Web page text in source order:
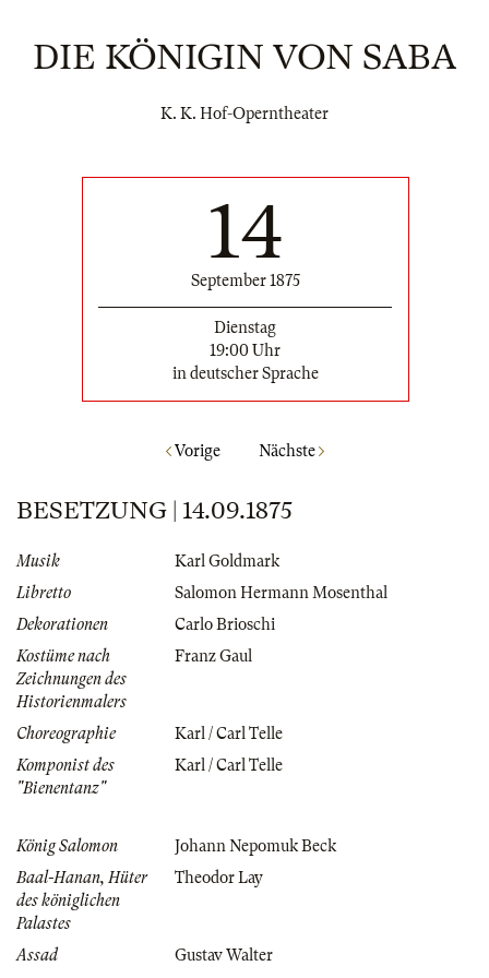
DIE KÖNIGIN VON SABA
K. K. Hof-Operntheater
14
September 1875
Dienstag
19:00 Uhr
in deutscher Sprache
Vorige Nächste
BESETZUNG | 14.09.1875
Musik
Karl Goldmark
Libretto
Salomon Hermann Mosenthal
Dekorationen
Carlo Brioschi
Kostüme nach
Zeichnungen des
Historienmalers
Franz Gaul
Choreographie
Karl / Carl Telle
Komponist des
"Bienentanz"
Karl / Carl Telle
König Salomon
Johann Nepomuk Beck
Baal-Hanan, Hüter
des königlichen
Palastes
Theodor Lay
Assad Gustav Walter